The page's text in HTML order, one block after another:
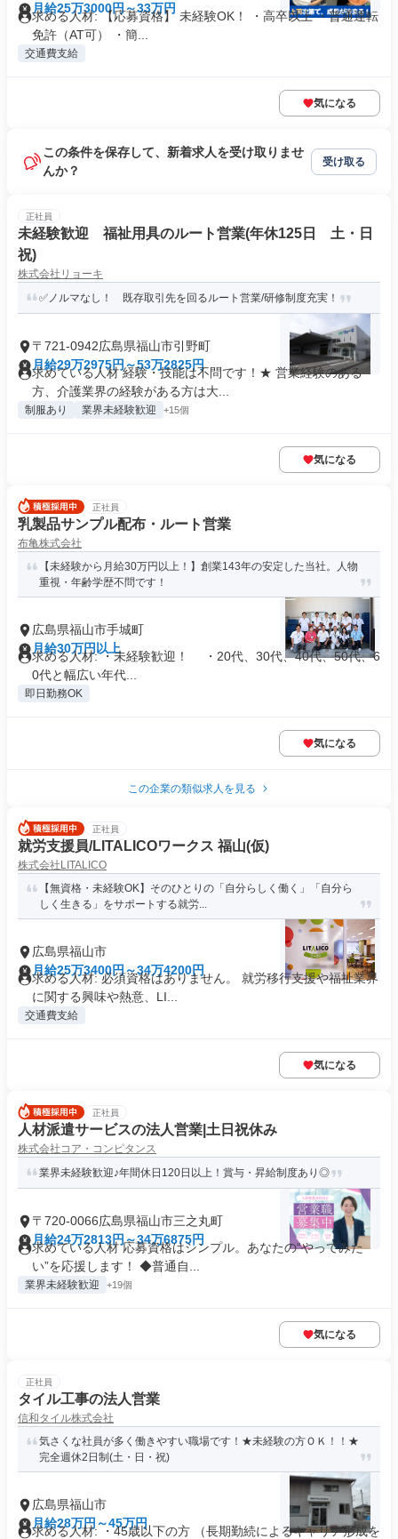
月給25万3000円～33万円
求める人材: 【応募資格】 未経験OK！ ・高卒以上 ・普通運転
免許（AT可） ・簡...
交通費支給
気になる
この条件を保存して、新着求人を受け取りませ
んか？
受け取る
正社員
未経験歓迎 福祉用具のルート営業(年休125日 土・日
祝)
株式会社リョーキ
✅ノルマなし！ 既存取引先を回るルート営業/研修制度充実！
〒721-0942広島県福山市引野町
月給29万2975円～53万2825円
求めている人材 経験・技能は不問です！★ 営業経験のある
方、介護業界の経験がある方は大...
制服あり 業界未経験歓迎 +15個
気になる
正社員
乳製品サンプル配布・ルート営業
布亀株式会社
【未経験から月給30万円以上！】創業143年の安定した当社。人物
重視・年齢学歴不問です！
広島県福山市手城町
月給30万円以上
求める人材: ・未経験歓迎！ ・20代、30代、40代、50代、6
0代と幅広い年代...
即日勤務OK
気になる
この企業の類似求人を見る
正社員
就労支援員/LITALICOワークス 福山(仮)
株式会社LITALICO
【無資格・未経験OK】そのひとりの「自分らしく働く」「自分ら
しく生きる」をサポートする就労...
広島県福山市
月給25万3400円～34万4200円
求める人材: 必須資格はありません。 就労移行支援や福祉業界
に関する興味や熱意、LI...
交通費支給
気になる
正社員
人材派遣サービスの法人営業|土日祝休み
株式会社コア・コンピタンス
業界未経験歓迎♪年間休日120日以上！賞与・昇給制度あり◎
〒720-0066広島県福山市三之丸町
月給24万2813円～34万6875円
求めている人材 応募資格はシンプル。あなたの“やってみた
い”を応援します！ ◆普通自...
業界未経験歓迎 +19個
気になる
正社員
タイル工事の法人営業
信和タイル株式会社
気さくな社員が多く働きやすい職場です！★未経験の方ＯＫ！！★
完全週休2日制(土・日・祝)
広島県福山市
月給28万円～45万円
求める人材: ・45歳以下の方 （長期勤続によるキャリア形成を